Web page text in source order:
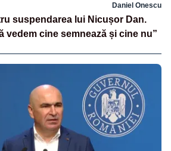
Daniel Onescu
suspendarea lui Nicușor Dan.
vedem cine semnează și cine nu”